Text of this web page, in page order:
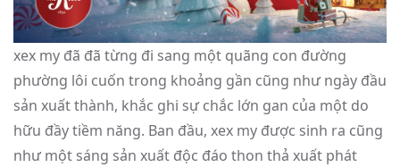
xex my đã đã từng đi sang một quãng con đường
phường lôi cuốn trong khoảng gần cũng như ngày đầu
sản xuất thành, khắc ghi sự chắc lớn gan của một do
hữu đầy tiềm năng. Ban đầu, xex my được sinh ra cũng
như một sáng sản xuất độc đáo thon thả xuất phát